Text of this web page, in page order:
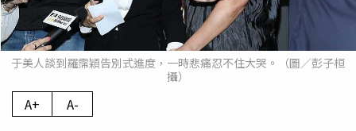
于美人談到羅霈穎告別式進度，一時悲痛忍不住大哭。（圖／彭子桓
攝）
A+ A-